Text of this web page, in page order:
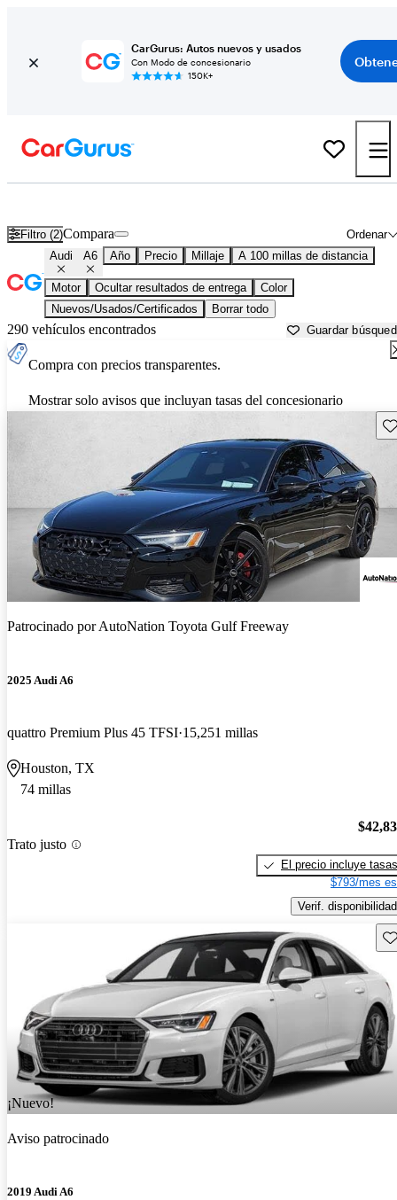
CarGurus: Autos nuevos y usados
Con Modo de concesionario
150K+
Filtro (2) Ordenar
Compara
Audi A6 Año Precio Millaje A 100 millas de distancia
Motor Ocultar resultados de entrega
Color
Nuevos/Usados/Certificados
Borrar todo
290 vehículos encontrados Guardar
Compra con precios transparentes.
Mostrar solo avisos que incluyan tasas del concesionario
Patrocinado porAutoNation Toyota Gulf Freeway
2025 Audi A6
quattro Premium Plus 45 TFSI 15,251 millas
Houston, TX
74 millas
Trato justo
El precio incluye tasas
$793/mes
Verif. disponibilidad
¡Nuevo!
Aviso patrocinado
2019 Audi A6